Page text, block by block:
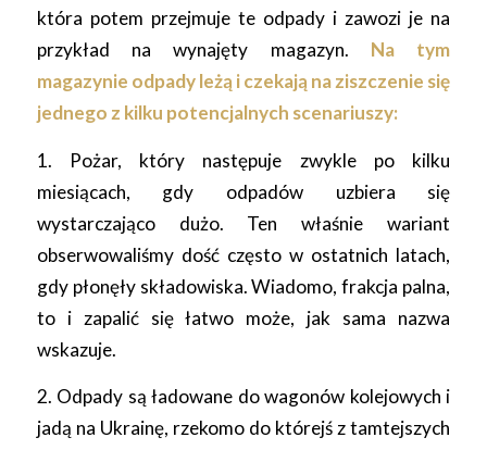
która potem przejmuje te odpady i zawozi je na
przykład na wynajęty magazyn. Na tym
magazynie odpady leżą i czekają na ziszczenie się
jednego z kilku potencjalnych scenariuszy:
1. Pożar, który następuje zwykle po kilku
miesiącach, gdy odpadów uzbiera się
wystarczająco dużo. Ten właśnie wariant
obserwowaliśmy dość często w ostatnich latach,
gdy płonęły składowiska. Wiadomo, frakcja palna,
to i zapalić się łatwo może, jak sama nazwa
wskazuje.
2. Odpady są ładowane do wagonów kolejowych i
jadą na Ukrainę, rzekomo do którejś z tamtejszych